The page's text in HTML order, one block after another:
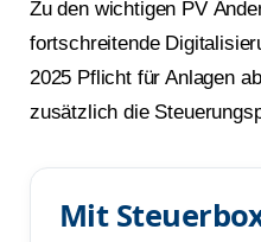
Zu den wichtigen PV
fortschreitende
2025 Pflicht für Anlagen
zusätzlich die
Mit